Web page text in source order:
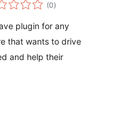
(0hodnocení
)
plugin for any
that wants to drive
and help their